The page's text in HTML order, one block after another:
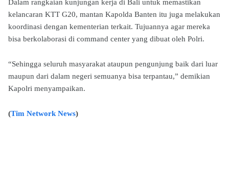
Dalam rangkaian kunjungan kerja di Bali untuk memastikan
kelancaran KTT G20, mantan Kapolda Banten itu juga melakukan
koordinasi dengan kementerian terkait. Tujuannya agar mereka
bisa berkolaborasi di command center yang dibuat oleh Polri.
“Sehingga seluruh masyarakat ataupun pengunjung baik dari luar
maupun dari dalam negeri semuanya bisa terpantau,” demikian
Kapolri menyampaikan.
(Tim Network News)